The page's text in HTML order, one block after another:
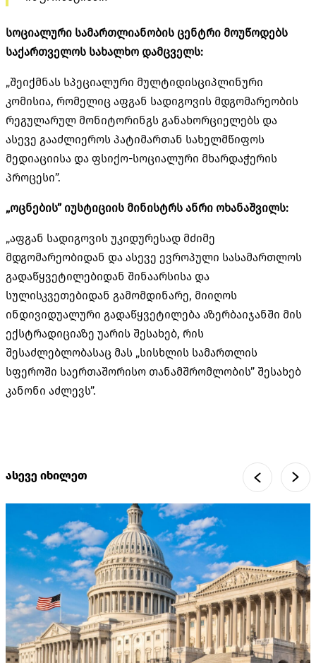
სოციალური სამართლიანობის ცენტრი მოუწოდებს
საქართველოს სახალხო დამცველს:
„შეიქმნას სპეციალური მულტიდისციპლინური
კომისია, რომელიც აფგან სადიგოვის მდგომარეობის
რეგულარულ მონიტორინგს განახორციელებს და
ასევე გააძლიეროს პატიმართან სახელმწიფოს
მედიაციისა და ფსიქო-სოციალური მხარდაჭერის
პროცესი”.
„ოცნების” იუსტიციის მინისტრს ანრი ოხანაშვილს:
„აფგან სადიგოვის უკიდურესად მძიმე
მდგომარეობიდან და ასევე ევროპული სასამართლოს
გადაწყვეტილებიდან შინაარსისა და
სულისკვეთებიდან გამომდინარე, მიიღოს
ინდივიდუალური გადაწყვეტილება აზერბაიჯანში მის
ექსტრადიციაზე უარის შესახებ, რის
შესაძლებლობასაც მას „სისხლის სამართლის
სფეროში საერთაშორისო თანამშრომლობის” შესახებ
კანონი აძლევს”.
ასევე იხილეთ